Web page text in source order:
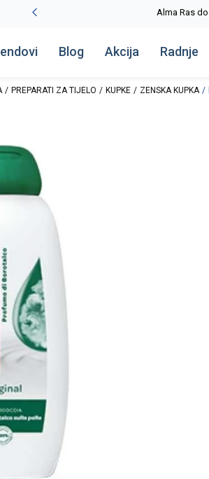
Alma Ras do
Blog Akcija Radnje
PREPARATI ZA TIJELO KUPKE ZENSKA KUPKA